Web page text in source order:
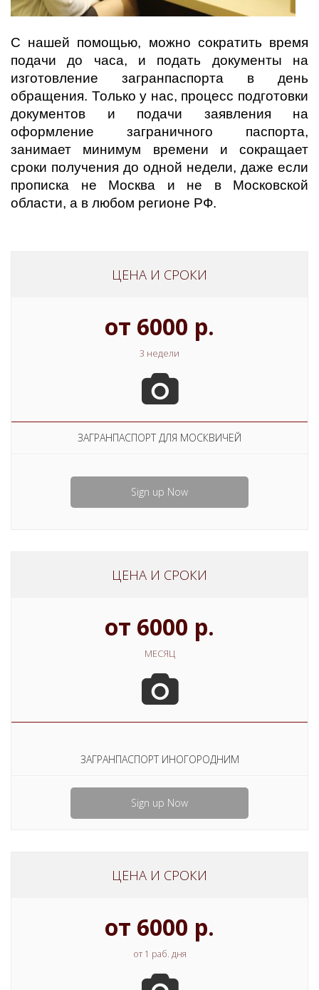
С нашей помощью, можно сократить время
подачи до часа, и подать документы на
изготовление загранпаспорта в день
обращения. Только у нас, процесс подготовки
документов и подачи заявления на
оформление заграничного паспорта,
занимает минимум времени и сокращает
сроки получения до одной недели, даже если
прописка не Москва и не в Московской
области, а в любом регионе РФ.
ЦЕНА И СРОКИ
от 6000 р.
3 недели
ЗАГРАНПАСПОРТ ДЛЯ МОСКВИЧЕЙ
Sign up Now
ЦЕНА И СРОКИ
от 6000 р.
МЕСЯЦ
ЗАГРАНПАСПОРТ ИНОГОРОДНИМ
Sign up Now
ЦЕНА И СРОКИ
от 6000 р.
от 1 раб. дня